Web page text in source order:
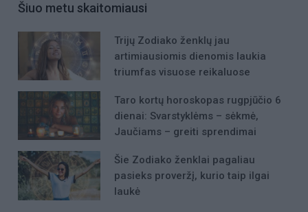
Šiuo metu skaitomiausi
Trijų Zodiako ženklų jau
artimiausiomis dienomis laukia
triumfas visuose reikaluose
Taro kortų horoskopas rugpjūčio 6
dienai: Svarstyklėms – sėkmė,
Jaučiams – greiti sprendimai
Šie Zodiako ženklai pagaliau
pasieks proveržį, kurio taip ilgai
laukė